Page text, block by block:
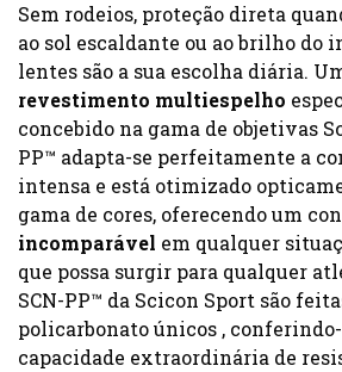
Sem rodeios, proteção direta
ao sol escaldante ou ao brilho do
lentes são a sua escolha diária.
revestimento multiespelho
concebido na gama de objetivas
PP™ adapta-se perfeitamente a
intensa e está otimizado
gama de cores, oferecendo um
incomparável em qualquer
que possa surgir para qualquer
SCN-PP™ da Scicon Sport são
policarbonato únicos ,
capacidade extraordinária de